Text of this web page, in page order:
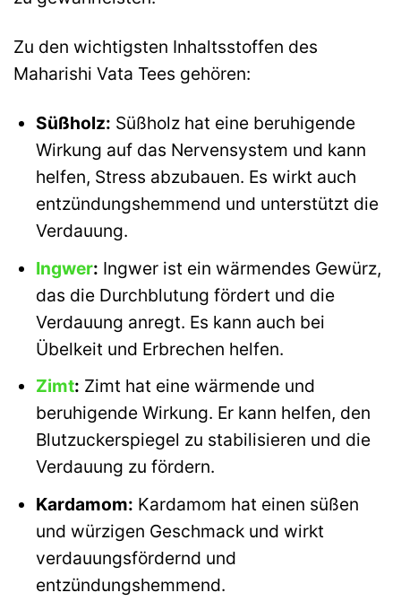
Zu den wichtigsten Inhaltsstoffen des
Maharishi Vata Tees gehören:
Süßholz: Süßholz hat eine beruhigende
Wirkung auf das Nervensystem und kann
helfen, Stress abzubauen. Es wirkt auch
entzündungshemmend und unterstützt die
Verdauung.
Ingwer: Ingwer ist ein wärmendes Gewürz,
das die Durchblutung fördert und die
Verdauung anregt. Es kann auch bei
Übelkeit und Erbrechen helfen.
Zimt: Zimt hat eine wärmende und
beruhigende Wirkung. Er kann helfen, den
Blutzuckerspiegel zu stabilisieren und die
Verdauung zu fördern.
Kardamom: Kardamom hat einen süßen
und würzigen Geschmack und wirkt
verdauungsfördernd und
entzündungshemmend.